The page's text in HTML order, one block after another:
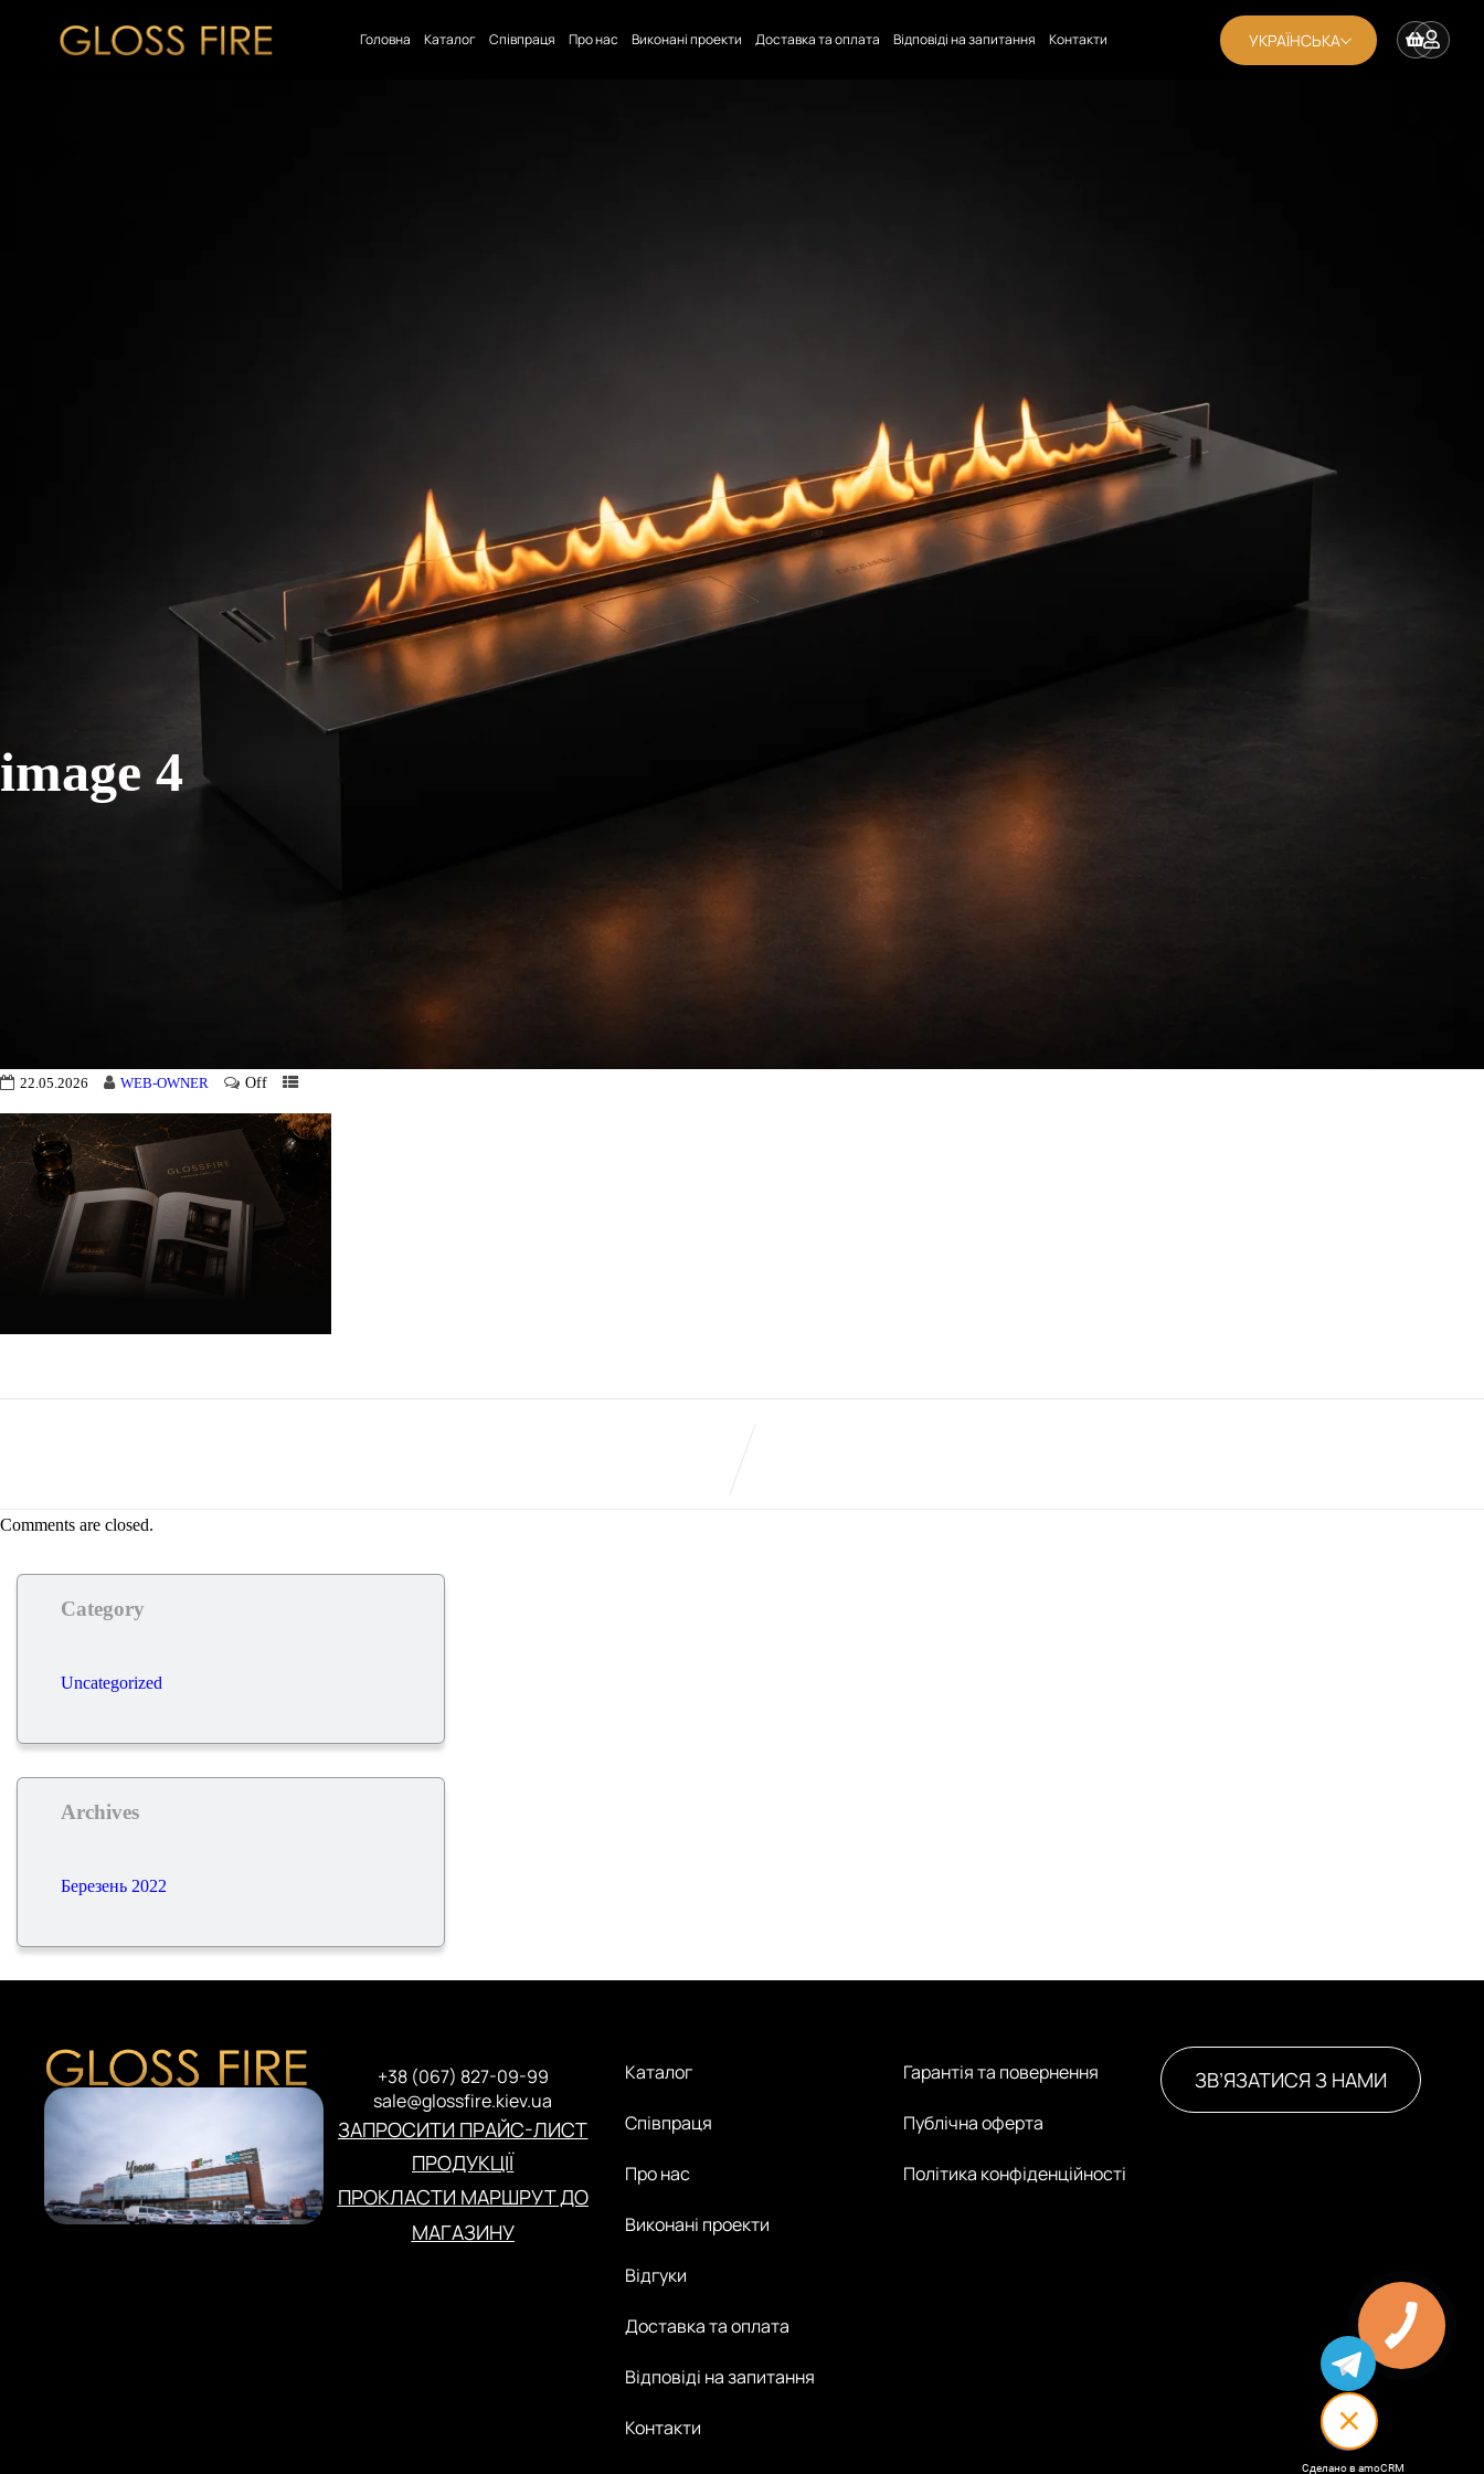
Головна Каталог Співпраця Про нас Виконані проекти Доставка та оплата Відповіді на запитання Контакти УКРАЇНСЬКА
image 4
22.05.2026 WEB-OWNER Off
Comments are closed.
Category
Uncategorized
Archives
Березень 2022
+38 (067) 827-09-99
sale@glossfire.kiev.ua
ЗАПРОСИТИ ПРАЙС-ЛИСТ
ПРОДУКЦІЇ
ПРОКЛАСТИ МАРШРУТ ДО
МАГАЗИНУ
Каталог
Співпраця
Про нас
Виконані проекти
Відгуки
Доставка та оплата
Відповіді на запитання
Контакти
Гарантія та повернення
Публічна оферта
Політика конфіденційності
ЗВ’ЯЗАТИСЯ З НАМИ
Сделано в amoCRM